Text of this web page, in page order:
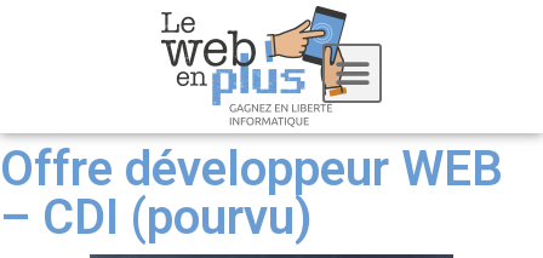
Offre développeur WEB
– CDI (pourvu)